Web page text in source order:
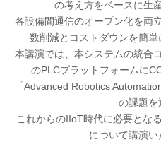
の考え方をベースに生
各設備間通信のオープン化を両
数削減とコストダウンを簡単
本講演では、本システムの統合
のPLCプラットフォームに
「Advanced Robotics
の課題を
これからのIIoT時代に必要とな
について講演い